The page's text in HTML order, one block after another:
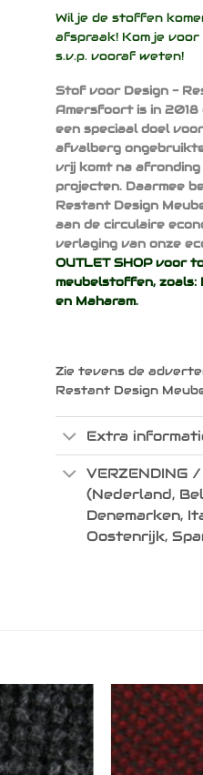
Wil je de stoffen
afspraak! Kom je
s.v.p. vooraf weten!
Stof voor Design -
Amersfoort is in
een speciaal doel
afvalberg
vrij komt na
projecten. Daarmee
Restant Design
aan de circulaire
verlaging van onze
OUTLET SHOP voor
meubelstoffen, zoals:
en Maharam.
Zie tevens de
Restant Design
Extra
VERZENDING
(Nederland,
Denemarken,
Oostenrijk,
Toevoegen
aan
verlanglijst